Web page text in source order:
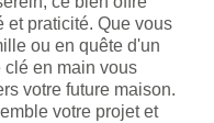
et praticité. Que vous
ou en quête d'un
clé en main vous
votre future maison.
votre projet et